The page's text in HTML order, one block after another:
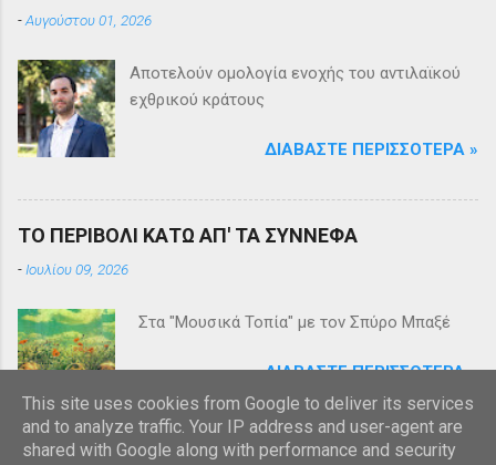
-Αυγούστου 01, 2026
Αποτελούν ομολογία ενοχής του αντιλαϊκού
εχθρικού κράτους
ΔΙΑΒΆΣΤΕ ΠΕΡΙΣΣΌΤΕΡΑ »
ΤΟ ΠΕΡΙΒΟΛΙ ΚΑΤΩ ΑΠ' ΤΑ ΣΥΝΝΕΦΑ
- Ιουλίου 09, 2026
Στα "Μουσικά Τοπία" με τον Σπύρο Μπαξέ
ΔΙΑΒΆΣΤΕ ΠΕΡΙΣΣΌΤΕΡΑ »
This site uses cookies from Google to deliver its services
and to analyze traffic. Your IP address and user-agent are
shared with Google along with performance and security